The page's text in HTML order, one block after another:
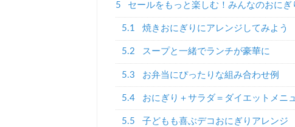
5 セールをもっと楽しむ！みんなのおにぎ
5.1 焼きおにぎりにアレンジしてみよう
5.2 スープと一緒でランチが豪華に
5.3 お弁当にぴったりな組み合わせ例
5.4 おにぎり＋サラダ＝ダイエットメニ
5.5 子どもも喜ぶデコおにぎりアレンジ